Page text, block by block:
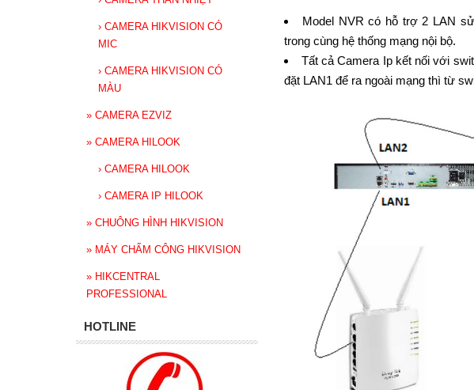
Model NVR có hỗ trợ 2 LAN
trong cùng hệ thống mạng nội bộ.
Tất cả Camera Ip kết nối với
đặt LAN1 để ra ngoài mạng thì từ
› CAMERA HIKVISION CÓ
MIC
› CAMERA HIKVISION CÓ
MÀU
» CAMERA EZVIZ
» CAMERA HILOOK
› CAMERA HILOOK
› CAMERA IP HILOOK
» CHUÔNG HÌNH HIKVISION
» MÁY CHẤM CÔNG HIKVISION
» HIKCENTRAL
PROFESSIONAL
HOTLINE